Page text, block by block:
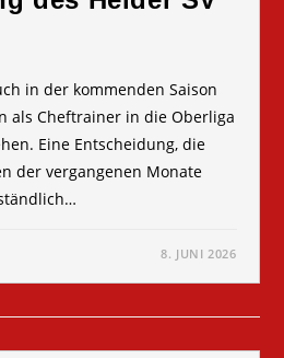
in der kommenden Saison
als Cheftrainer in die Oberliga
Eine Entscheidung, die
der vergangenen Monate
8. JUNI 2026